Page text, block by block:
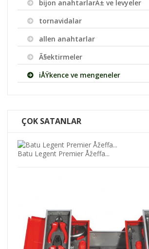
bijon anahtarlarÄ± ve levyeler
tornavidalar
allen anahtarlar
Ã§ektirmeler
iÅŸkence ve mengeneler
ÇOK SATANLAR
Batu Legent Premier Åžeffa...